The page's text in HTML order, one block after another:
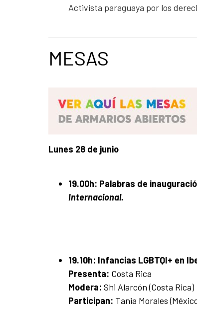
Activista paraguaya por los
MESAS
Lunes 28 de junio
19.00h: Palabras de
Internacional.
19.10h: Infancias LGBTQI+ en
Presenta: Costa Rica
Modera: Shi Alarcón (Costa Rica)
Participan: Tania Morales